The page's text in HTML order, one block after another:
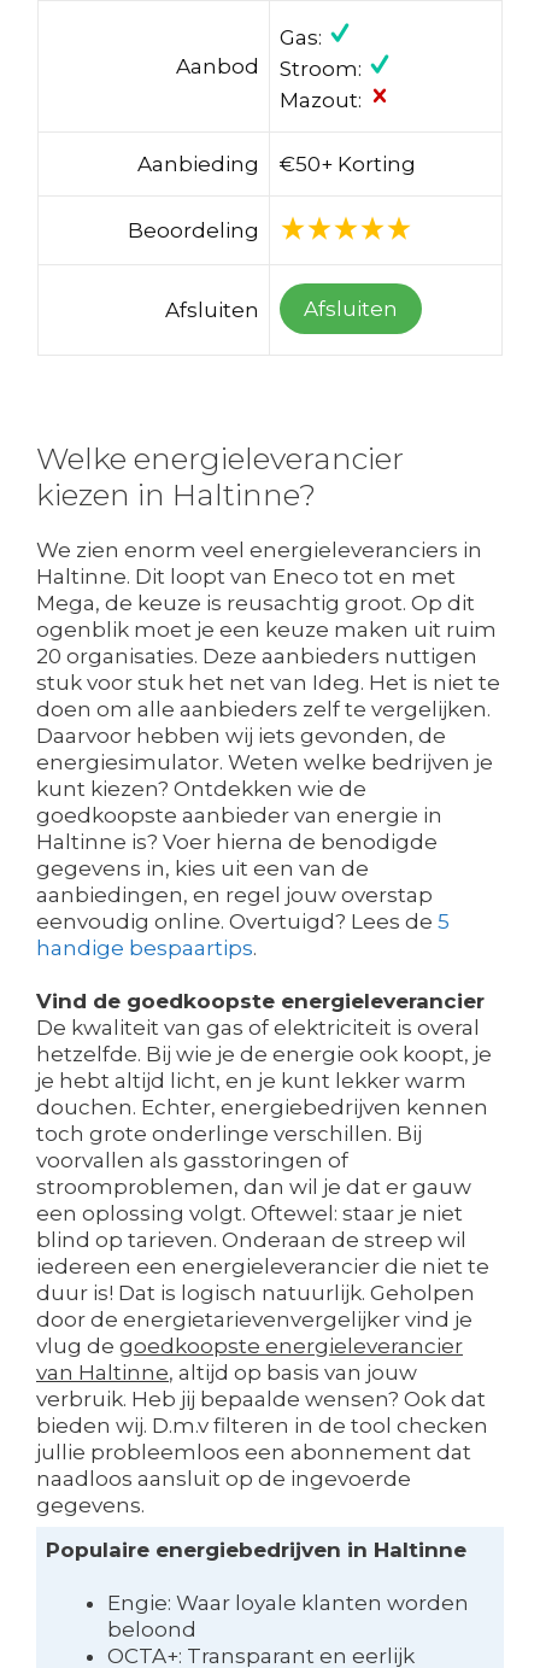
Aanbod
Gas:
Stroom:
Mazout:
Aanbieding €50+ Korting
Beoordeling
Afsluiten Afsluiten
Welke energieleverancier
kiezen in Haltinne?
We zien enorm veel energieleveranciers in
Haltinne. Dit loopt van Eneco tot en met
Mega, de keuze is reusachtig groot. Op dit
ogenblik moet je een keuze maken uit ruim
20 organisaties. Deze aanbieders nuttigen
stuk voor stuk het net van Ideg. Het is niet te
doen om alle aanbieders zelf te vergelijken.
Daarvoor hebben wij iets gevonden, de
energiesimulator. Weten welke bedrijven je
kunt kiezen? Ontdekken wie de
goedkoopste aanbieder van energie in
Haltinne is? Voer hierna de benodigde
gegevens in, kies uit een van de
aanbiedingen, en regel jouw overstap
eenvoudig online. Overtuigd? Lees de 5
handige bespaartips.
Vind de goedkoopste energieleverancier
De kwaliteit van gas of elektriciteit is overal
hetzelfde. Bij wie je de energie ook koopt, je
je hebt altijd licht, en je kunt lekker warm
douchen. Echter, energiebedrijven kennen
toch grote onderlinge verschillen. Bij
voorvallen als gasstoringen of
stroomproblemen, dan wil je dat er gauw
een oplossing volgt. Oftewel: staar je niet
blind op tarieven. Onderaan de streep wil
iedereen een energieleverancier die niet te
duur is! Dat is logisch natuurlijk. Geholpen
door de energietarievenvergelijker vind je
vlug de goedkoopste energieleverancier
van Haltinne, altijd op basis van jouw
verbruik. Heb jij bepaalde wensen? Ook dat
bieden wij. D.m.v filteren in de tool checken
jullie probleemloos een abonnement dat
naadloos aansluit op de ingevoerde
gegevens.
Populaire energiebedrijven in Haltinne
Engie: Waar loyale klanten worden
beloond
OCTA+: Transparant en eerlijk